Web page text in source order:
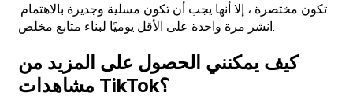
تكون مختصرة ، إلا أنها يجب أن تكون مسلية وجديرة بالاهتمام.
انشر مرة واحدة على الأقل يوميًا لبناء متابع مخلص.
كيف يمكنني الحصول على المزيد من
مشاهدات TikTok؟